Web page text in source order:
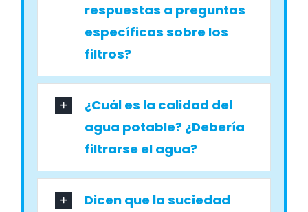
respuestas a preguntas
específicas sobre los
filtros?
¿Cuál es la calidad del
agua potable? ¿Debería
filtrarse el agua?
Dicen que la suciedad